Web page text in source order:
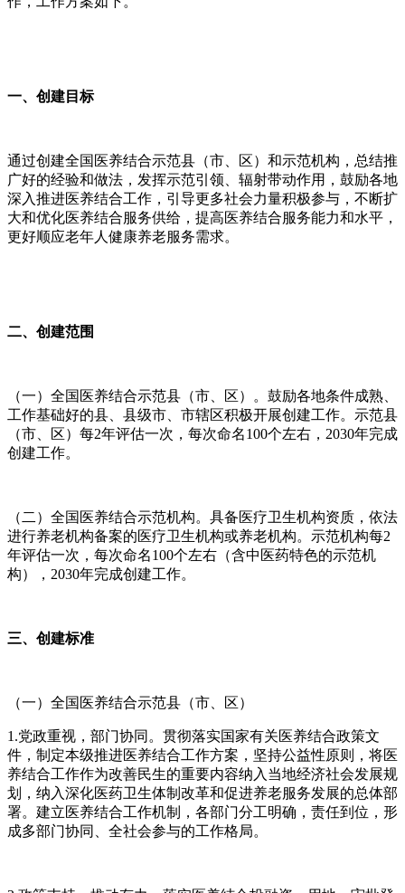
一、创建目标
通过创建全国医养结合示范县（市、区）和示范机构，总结推
广好的经验和做法，发挥示范引领、辐射带动作用，鼓励各地
深入推进医养结合工作，引导更多社会力量积极参与，不断扩
大和优化医养结合服务供给，提高医养结合服务能力和水平，
更好顺应老年人健康养老服务需求。
二、创建范围
（一）全国医养结合示范县（市、区）。鼓励各地条件成熟、
工作基础好的县、县级市、市辖区积极开展创建工作。示范县
（市、区）每2年评估一次，每次命名100个左右，2030年完成
创建工作。
（二）全国医养结合示范机构。具备医疗卫生机构资质，依法
进行养老机构备案的医疗卫生机构或养老机构。示范机构每2
年评估一次，每次命名100个左右（含中医药特色的示范机
构），2030年完成创建工作。
三、创建标准
（一）全国医养结合示范县（市、区）
1.党政重视，部门协同。贯彻落实国家有关医养结合政策文
件，制定本级推进医养结合工作方案，坚持公益性原则，将医
养结合工作作为改善民生的重要内容纳入当地经济社会发展规
划，纳入深化医药卫生体制改革和促进养老服务发展的总体部
署。建立医养结合工作机制，各部门分工明确，责任到位，形
成多部门协同、全社会参与的工作格局。